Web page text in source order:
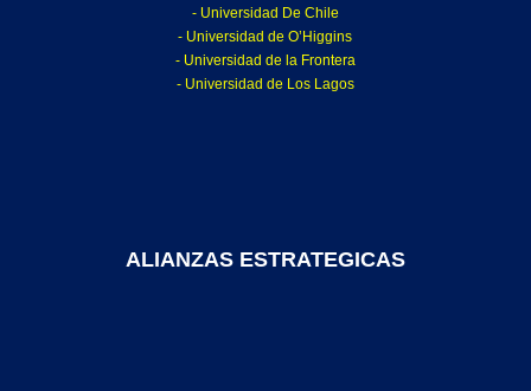
- Universidad De Chile
- Universidad de O’Higgins
- Universidad de la Frontera
- Universidad de Los Lagos
ALIANZAS ESTRATEGICAS